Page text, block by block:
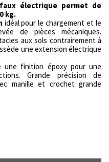
électrique permet de
kg.
idéal pour le chargement et le
de pièces mécaniques.
aux sols contrairement à
une extension électrique
une finition époxy pour une
Grande précision de
manille et crochet grande